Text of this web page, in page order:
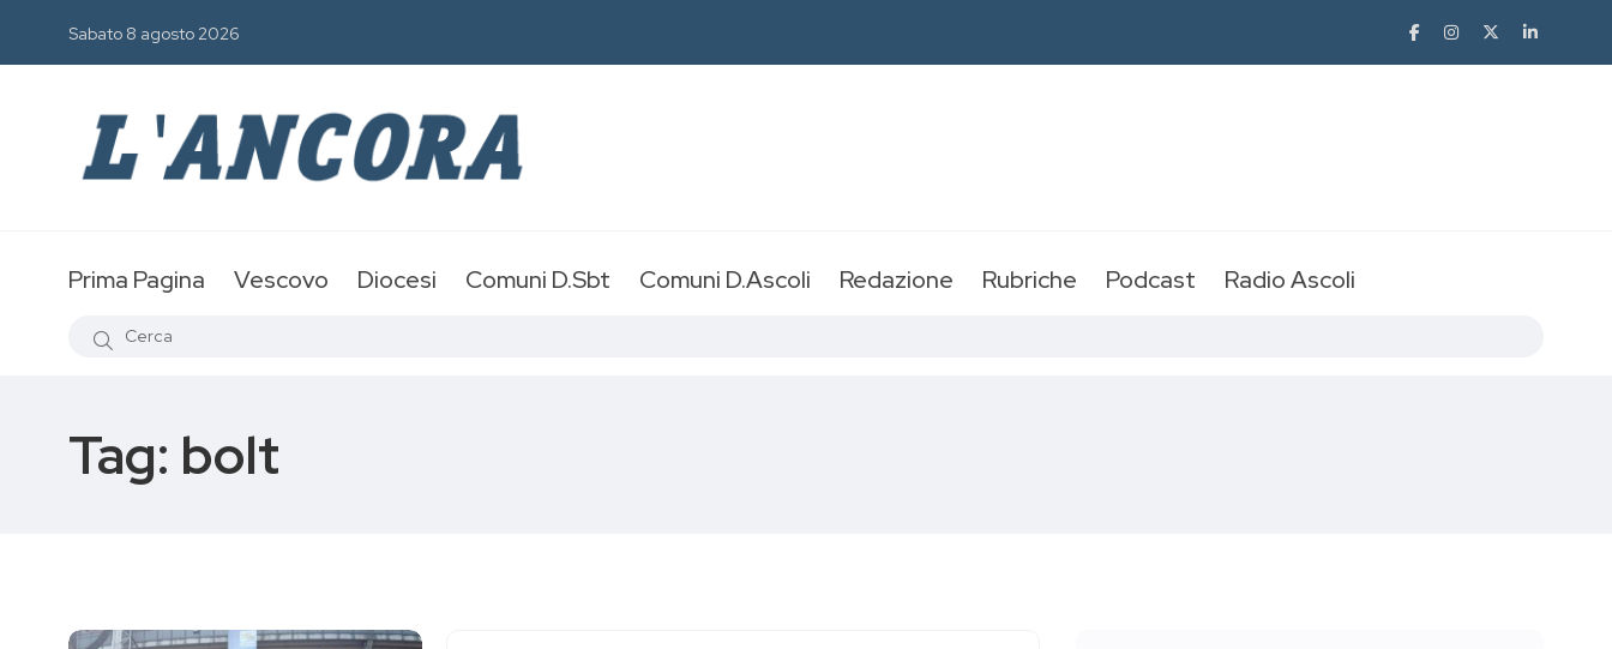
Sabato 8 agosto 2026
Prima Pagina Vescovo Diocesi Comuni D.Sbt Comuni D.Ascoli Redazione Rubriche Podcast Radio Ascoli
Tag: bolt